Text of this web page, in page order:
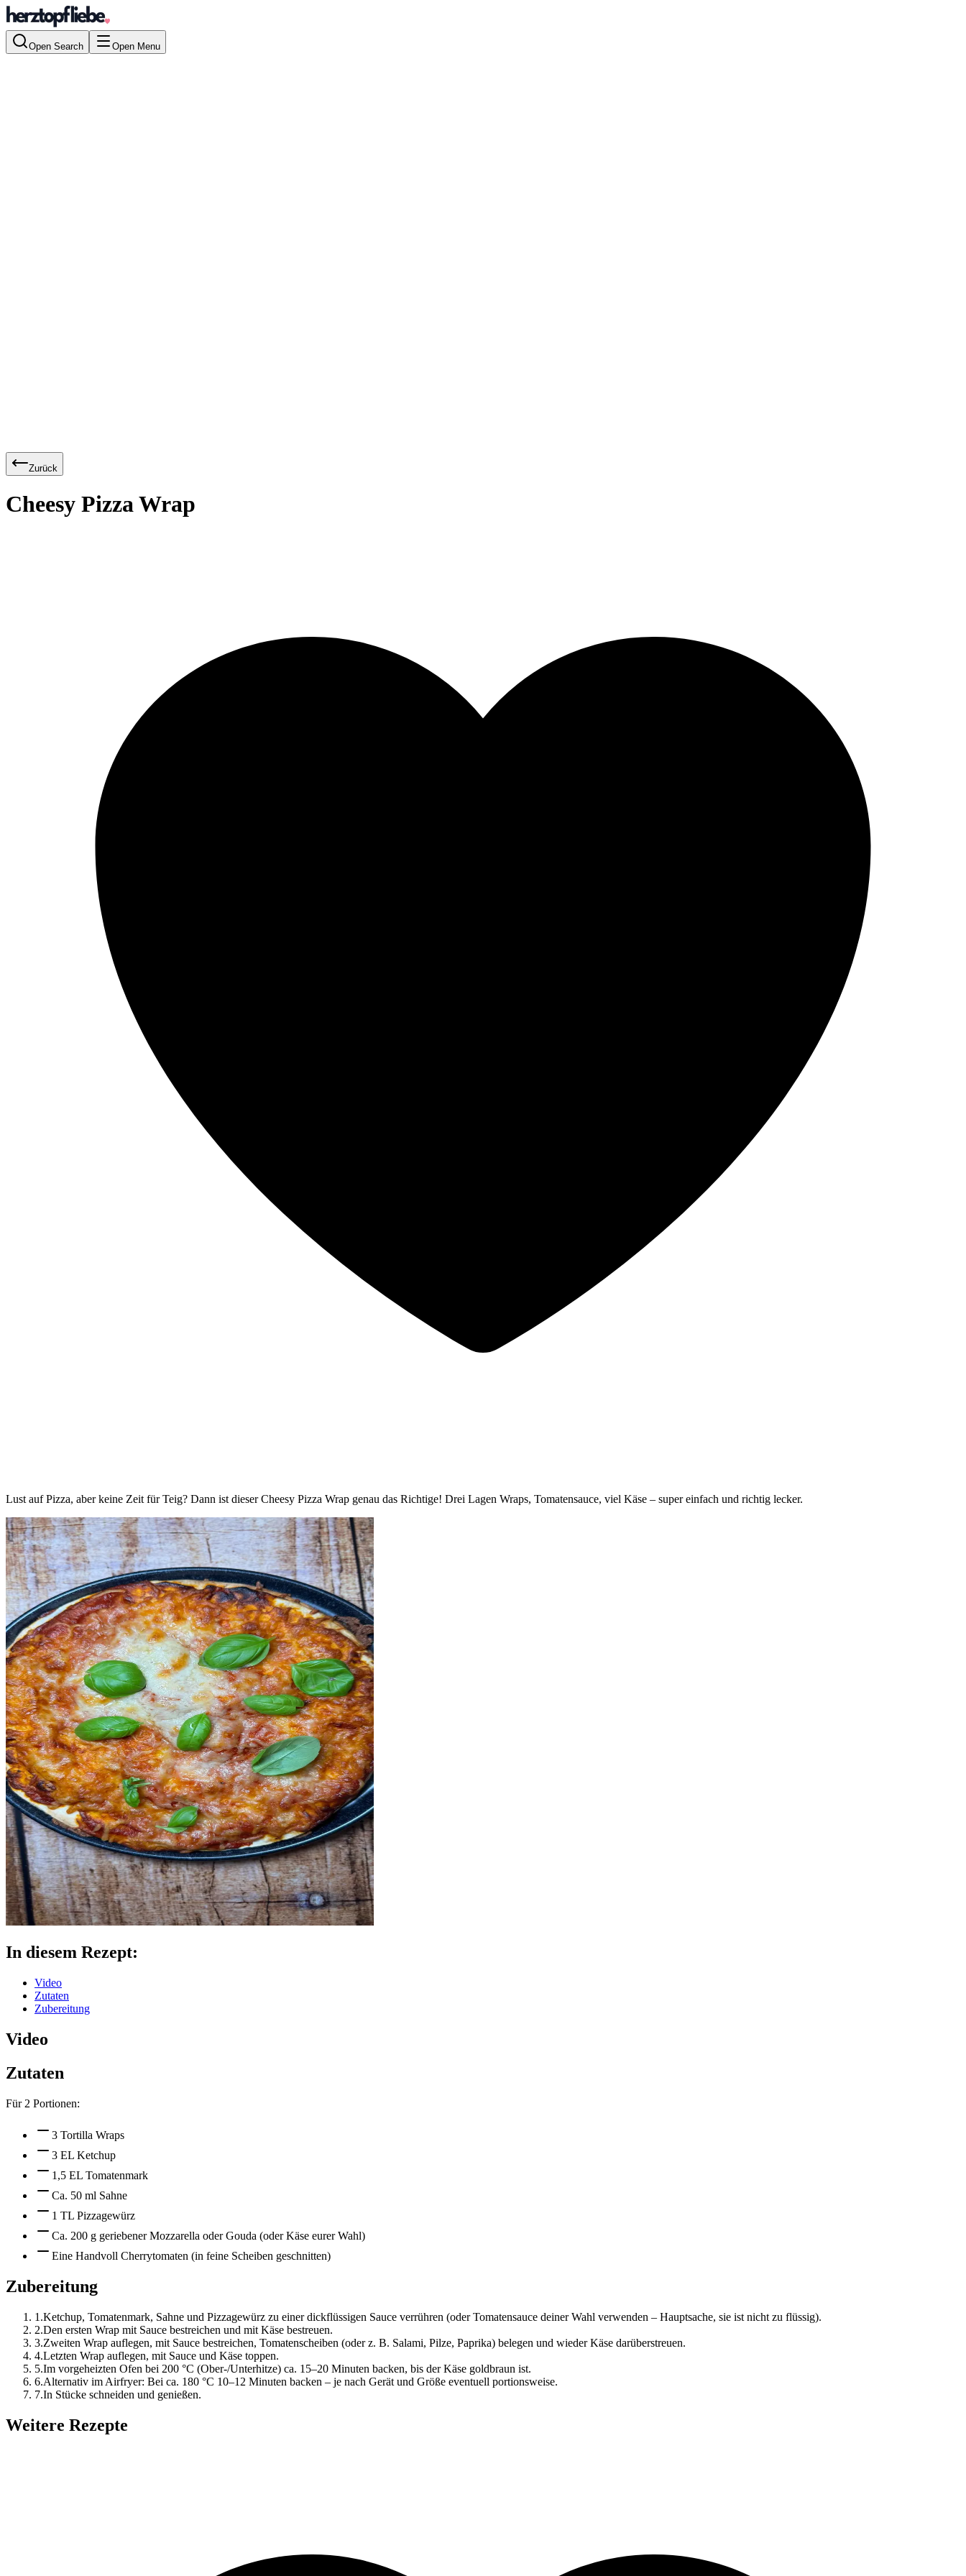
Open Search Open Menu
Zurück
Cheesy Pizza Wrap
Lust auf Pizza, aber keine Zeit für Teig? Dann ist dieser Cheesy Pizza Wrap genau das Richtige! Drei Lagen Wraps, Tomatensauce, viel Käse – super einfach und richtig lecker.
In diesem Rezept:
Video
Zutaten
Zubereitung
Video
Zutaten
Für 2 Portionen:
3 Tortilla Wraps
3 EL Ketchup
1,5 EL Tomatenmark
Ca. 50 ml Sahne
1 TL Pizzagewürz
Ca. 200 g geriebener Mozzarella oder Gouda (oder Käse eurer Wahl)
Eine Handvoll Cherrytomaten (in feine Scheiben geschnitten)
Zubereitung
1 .Ketchup, Tomatenmark, Sahne und Pizzagewürz zu einer dickflüssigen Sauce verrühren (oder Tomatensauce deiner Wahl verwenden – Hauptsache, sie ist nicht zu flüssig).
2.Den ersten Wrap mit Sauce bestreichen und mit Käse bestreuen.
3.Zweiten Wrap auflegen, mit Sauce bestreichen, Tomatenscheiben (oder z. B. Salami, Pilze, Paprika) belegen und wieder Käse darüberstreuen.
4.Letzten Wrap auflegen, mit Sauce und Käse toppen.
5.Im vorgeheizten Ofen bei 200 °C (Ober-/Unterhitze) ca. 15–20 Minuten backen, bis der Käse goldbraun ist.
6.Alternativ im Airfryer: Bei ca. 180 °C 10–12 Minuten backen – je nach Gerät und Größe eventuell portionsweise.
7.In Stücke schneiden und genießen.
Weitere Rezepte